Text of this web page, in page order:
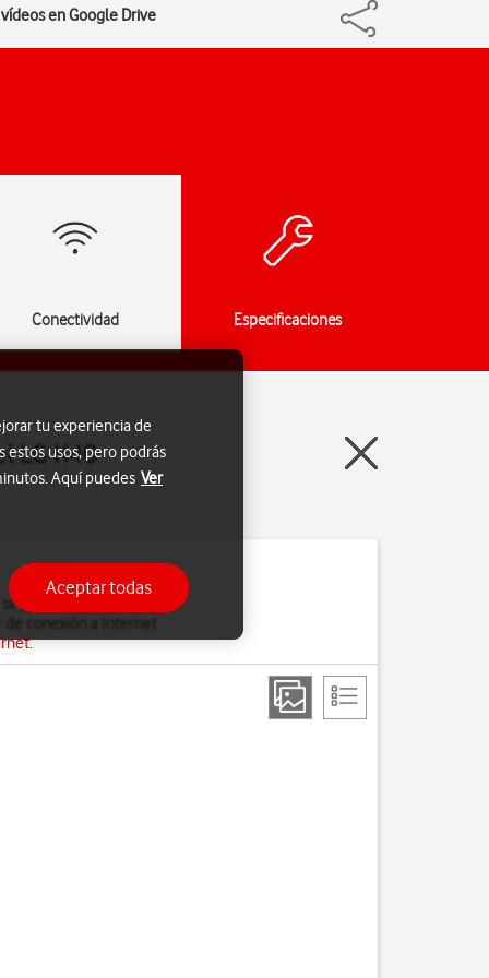
en Google Drive
Conectividad Especificaciones
LG K40
pierdan cuando, por
.
tu experiencia de
estos usos, pero podrás
Aquí puedes Ver
Aceptar todas